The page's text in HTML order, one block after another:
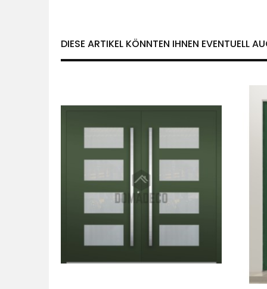
DIESE ARTIKEL KÖNNTEN IHNEN EVENTUELL